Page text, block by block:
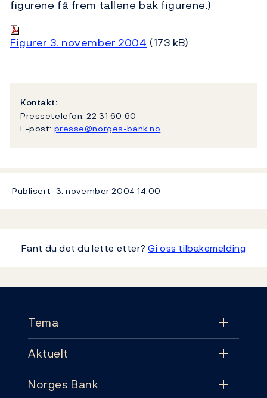
figurene få frem tallene bak figurene.)
Figurer 3. november 2004 (173 kB)
Kontakt:
Pressetelefon: 22 31 60 60
E-post: presse@norges-bank.no
Publisert 3. november 200414:00
Fant du det du lette etter?Gi oss tilbakemelding
Tema
Tema
Pengepolitikk
Aktuelt
Aktuelt
Norges Bank